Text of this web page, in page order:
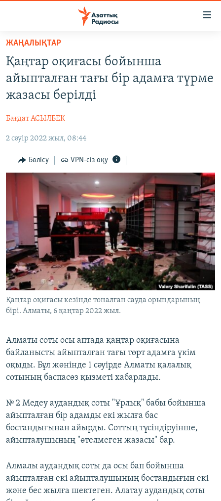
Skip
main
content
to
main
Skip
Search
САЯСАТ
АДАМ ҚҰҚЫҚТАРЫ
ӘЛЕУМЕТ
ӘЛЕМ
АРНАЙЫ ЖОБАЛАР
Русский
ЖАЗЫЛЫҢЫЗ
Басқа тілдерде
ЖАҢАЛЫҚТАР
Қаңтар оқиғасы бойынша
айыпталған тағы бір адамға түрме
жазасы берілді
Бағдат АСЫЛБЕК
2 сәуір 2022 жыл, 08:44
Бөлісу VPN-сіз оқу
Қаңтар оқиғасы кезінде тоналған сауда орындарының
бірі. Алматы, 6 қаңтар 2022 жыл.
Алматы соты осы аптада қаңтар оқиғасына
байланысты айыпталған тағы төрт адамға үкім
оқыды. Бұл жөнінде 1 сәуірде Алматы қалалық
сотының баспасөз қызметі хабарлады.
№ 2 Медеу аудандық соты "Ұрлық" бабы бойынша
айыпталған бір адамды екі жылға бас
бостандығынан айырды. Соттың түсіндіруінше,
айыпталушының "өтелмеген жазасы" бар.
Алмалы аудандық соты да осы бап бойынша
айыпталған екі айыпталушының бостандығын екі
және бес жылға шектеген. Алатау аудандық соты